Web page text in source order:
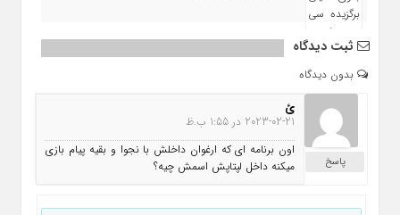
ثبت دیدگاه
بدون دیدگاه
پاسخ
ئ
2023-02-21 در 1:55 ب.ظ
اون برنامه ای که ارغوان داخلش با نجوا و بقیه پیام بازی
میکنه داخل لپتاپش اسمش چیه؟